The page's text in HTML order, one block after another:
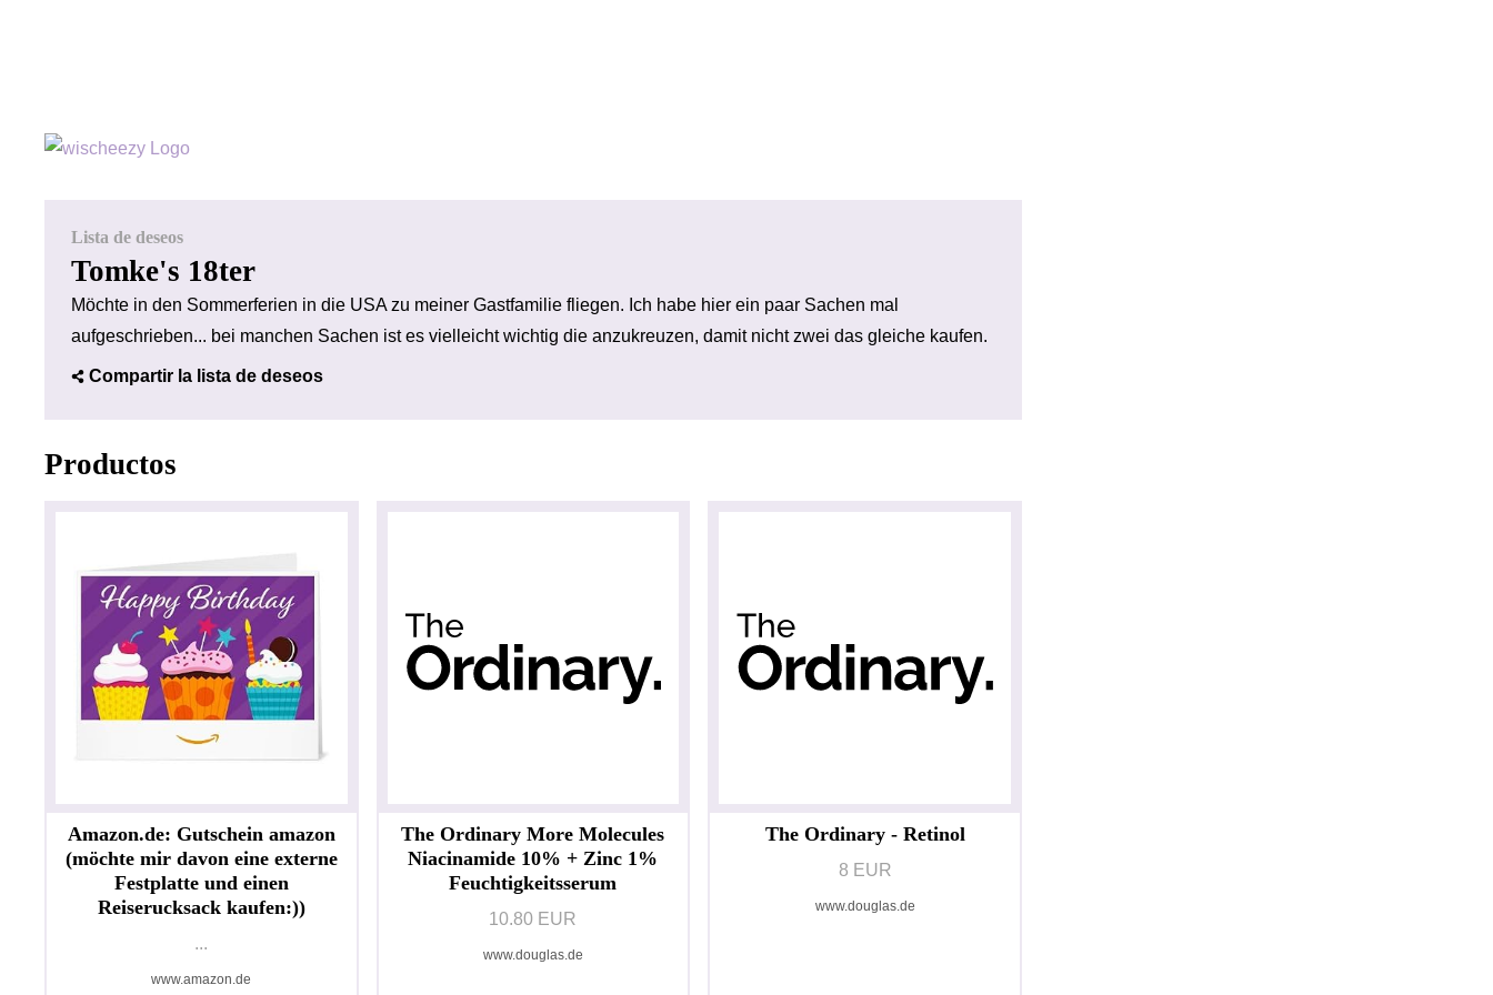
Lista de deseos
Tomke's 18ter
Möchte in den Sommerferien in die USA zu meiner Gastfamilie fliegen. Ich habe hier ein paar Sachen mal
aufgeschrieben... bei manchen Sachen ist es vielleicht wichtig die anzukreuzen, damit nicht zwei das gleiche kaufen.
Compartir la lista de deseos
Productos
Amazon.de: Gutschein amazon
(möchte mir davon eine externe
Festplatte und einen
Reiserucksack kaufen:))
...
www.amazon.de
The Ordinary More Molecules
Niacinamide 10% + Zinc 1%
Feuchtigkeitsserum
10.80 EUR
www.douglas.de
The Ordinary - Retinol
8 EUR
www.douglas.de